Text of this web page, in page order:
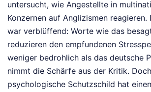
untersucht, wie Angestellte in
Konzernen auf Anglizismen reagieren.
war verblüffend: Worte wie das
reduzieren den empfundenen
weniger bedrohlich als das deutsche
nimmt die Schärfe aus der Kritik.
psychologische Schutzschild hat